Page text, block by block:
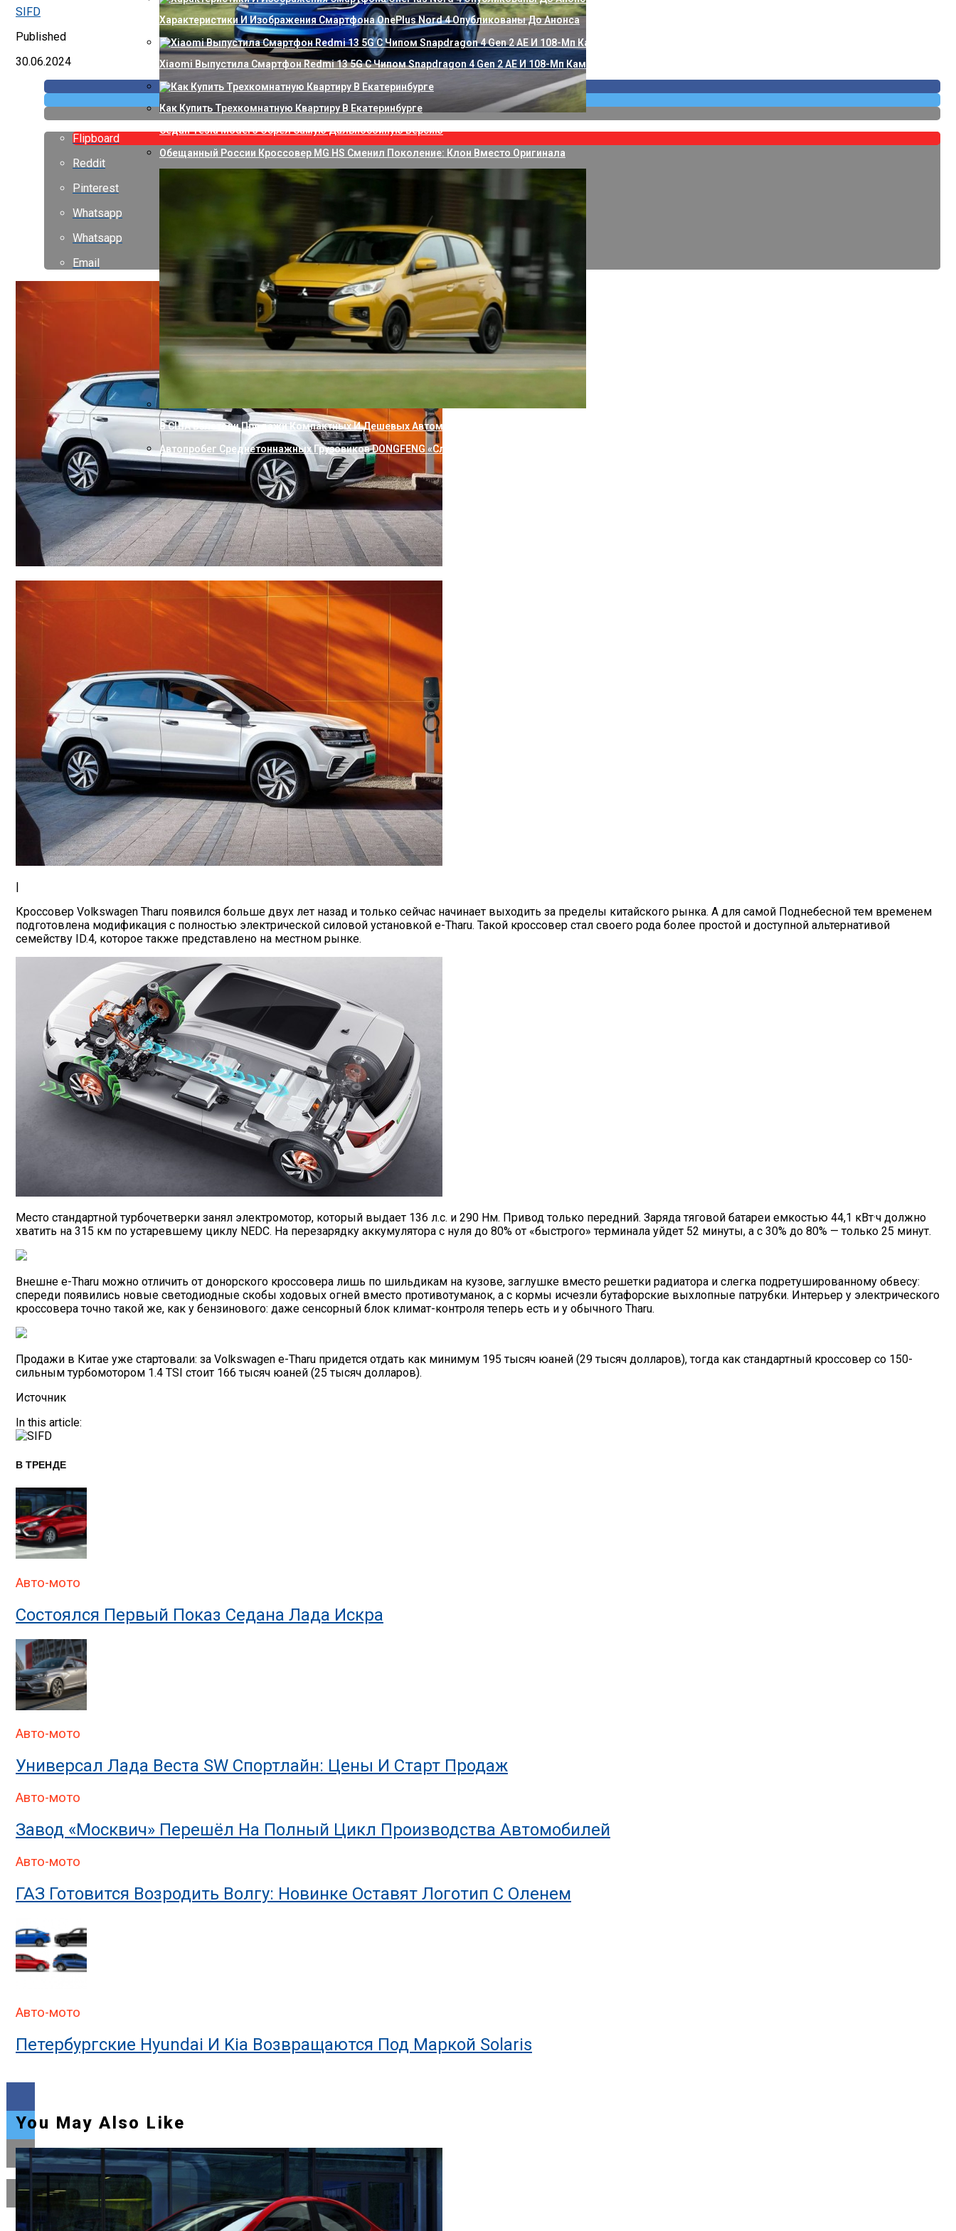
Седан Tesla Model 3 Обрел Самую Дальнобойную Версию
Обещанный России Кроссовер MG HS Сменил Поколение: Клон Вместо Оригинала
В США Взлетели Продажи Компактных И Дешевых Автомобилей
Автопробег Среднетоннажных Грузовиков DONGFENG «Следуй За Солнцем» На Финишной Прямой!
Характеристики И Изображения Смартфона OnePlus Nord 4 Опубликованы До Анонса
Xiaomi Выпустила Смартфон Redmi 13 5G С Чипом Snapdragon 4 Gen 2 AE И 108-Мп Камерой
Как Купить Трехкомнатную Квартиру В Екатеринбурге
SIFD
Published
30.06.2024
Flipboard
Reddit
Pinterest
Whatsapp
Whatsapp
Email
|
Кроссовер Volkswagen Tharu появился больше двух лет назад и только сейчас начинает выходить за пределы китайского рынка. А для самой Поднебесной тем временем
подготовлена модификация с полностью электрической силовой установкой e-Tharu. Такой кроссовер стал своего рода более простой и доступной альтернативой
семейству ID.4, которое также представлено на местном рынке.
Место стандартной турбочетверки занял электромотор, который выдает 136 л.с. и 290 Нм. Привод только передний. Заряда тяговой батареи емкостью 44,1 кВт·ч должно
хватить на 315 км по устаревшему циклу NEDC. На перезарядку аккумулятора с нуля до 80% от «быстрого» терминала уйдет 52 минуты, а с 30% до 80% — только 25 минут.
Внешне e-Tharu можно отличить от донорского кроссовера лишь по шильдикам на кузове, заглушке вместо решетки радиатора и слегка подретушированному обвесу:
спереди появились новые светодиодные скобы ходовых огней вместо противотуманок, а с кормы исчезли бутафорские выхлопные патрубки. Интерьер у электрического
кроссовера точно такой же, как у бензинового: даже сенсорный блок климат-контроля теперь есть и у обычного Tharu.
Продажи в Китае уже стартовали: за Volkswagen e-Tharu придется отдать как минимум 195 тысяч юаней (29 тысяч долларов), тогда как стандартный кроссовер со 150-
сильным турбомотором 1.4 TSI стоит 166 тысяч юаней (25 тысяч долларов).
Источник
In this article:
В ТРЕНДЕ
Авто-мото
Состоялся Первый Показ Седана Лада Искра
Авто-мото
Универсал Лада Веста SW Спортлайн: Цены И Старт Продаж
Авто-мото
Завод «Москвич» Перешёл На Полный Цикл Производства Автомобилей
Авто-мото
ГАЗ Готовится Возродить Волгу: Новинке Оставят Логотип С Оленем
Авто-мото
Петербургские Hyundai И Kia Возвращаются Под Маркой Solaris
Flipboard
Reddit
You May Also Like